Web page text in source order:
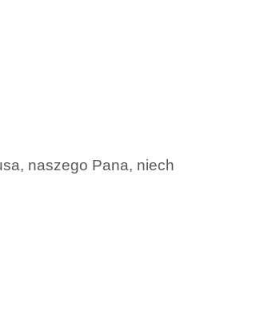
naszego Pana, niech